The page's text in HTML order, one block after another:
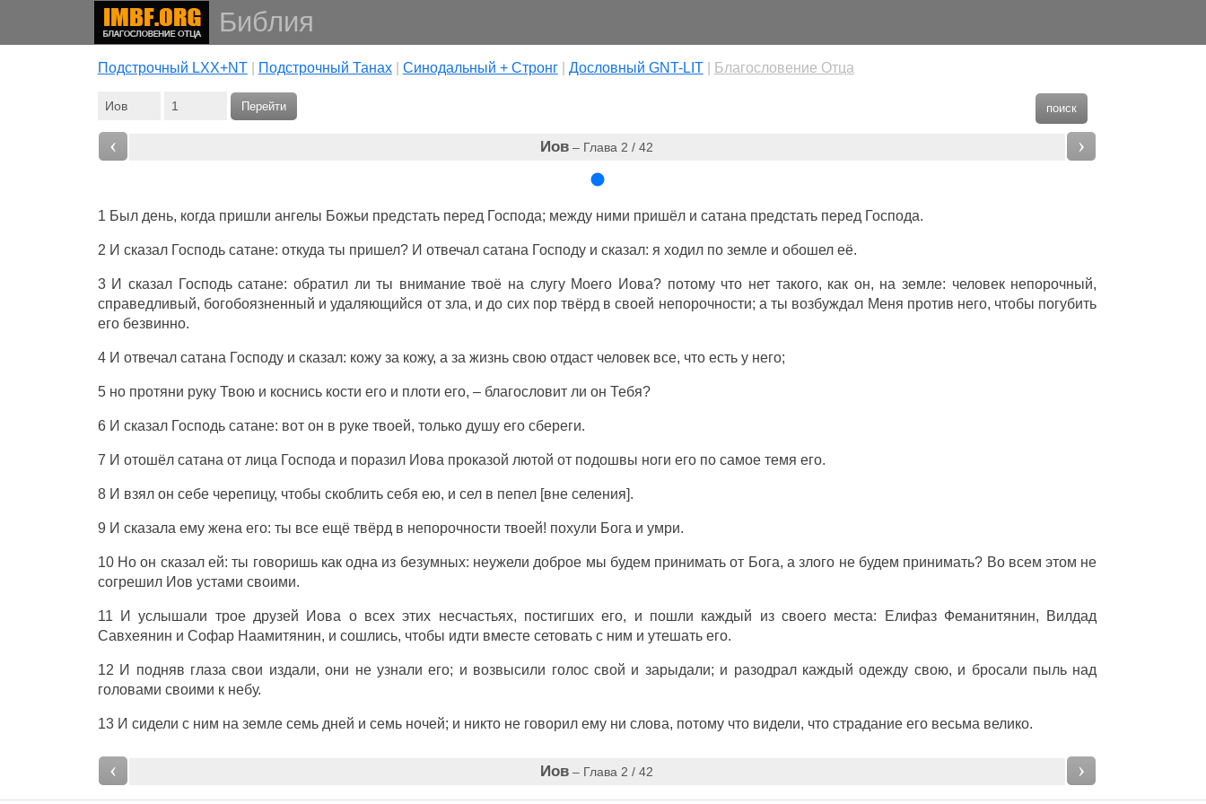
Библия
Подстрочный LXX+NT| Подстрочный Танах| Cинодальный + Стронг| Дословный GNT-LIT| Благословение Отца
поиск
Перейти
‹ Иов – Глава 2 / 42 ›
1 Был день, когда пришли ангелы Божьи предстать перед Господа; между ними пришёл и сатана предстать перед Господа.
2 И сказал Господь сатане: откуда ты пришел? И отвечал сатана Господу и сказал: я ходил по земле и обошел её.
3 И сказал Господь сатане: обратил ли ты внимание твоё на слугу Моего Иова? потому что нет такого, как он, на земле: человек непорочный,
справедливый, богобоязненный и удаляющийся от зла, и до сих пор твёрд в своей непорочности; а ты возбуждал Меня против него, чтобы погубить
его безвинно.
4 И отвечал сатана Господу и сказал: кожу за кожу, а за жизнь свою отдаст человек все, что есть у него;
5 но протяни руку Твою и коснись кости его и плоти его, – благословит ли он Тебя?
6 И сказал Господь сатане: вот он в руке твоей, только душу его сбереги.
7 И отошёл сатана от лица Господа и поразил Иова проказой лютой от подошвы ноги его по самое темя его.
8 И взял он себе черепицу, чтобы скоблить себя ею, и сел в пепел [вне селения].
9 И сказала ему жена его: ты все ещё твёрд в непорочности твоей! похули Бога и умри.
10 Но он сказал ей: ты говоришь как одна из безумных: неужели доброе мы будем принимать от Бога, а злого не будем принимать? Во всем этом не
согрешил Иов устами своими.
11 И услышали трое друзей Иова о всех этих несчастьях, постигших его, и пошли каждый из своего места: Елифаз Феманитянин, Вилдад
Савхеянин и Софар Наамитянин, и сошлись, чтобы идти вместе сетовать с ним и утешать его.
12 И подняв глаза свои издали, они не узнали его; и возвысили голос свой и зарыдали; и разодрал каждый одежду свою, и бросали пыль над
головами своими к небу.
13 И сидели с ним на земле семь дней и семь ночей; и никто не говорил ему ни слова, потому что видели, что страдание его весьма велико.
‹ Иов – Глава 2 / 42 ›